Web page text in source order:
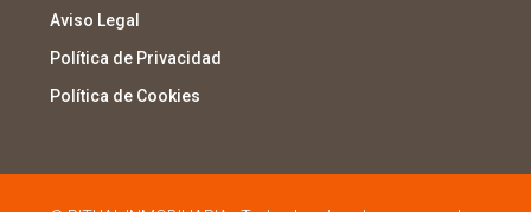
Aviso Legal
Política de Privacidad
Política de Cookies